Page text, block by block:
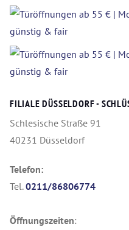
FILIALE DÜSSELDORF -
Schlesische Straße 91
40231 Düsseldorf
Telefon:
Tel.0211/86806774
Öffnungszeiten: